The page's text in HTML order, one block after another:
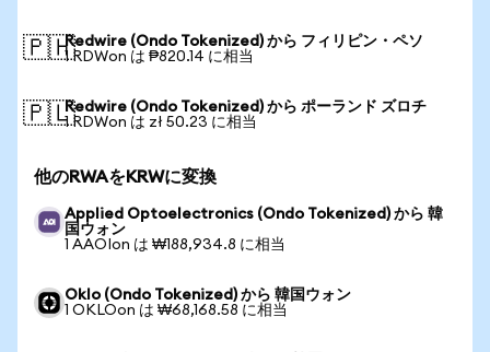
🇵🇭Redwire (Ondo Tokenized) から フィリピン・ペソ
1 RDWon は ₱820.14 に相当
🇵🇱Redwire (Ondo Tokenized) から ポーランド ズロチ
1 RDWon は zł 50.23 に相当
他のRWAをKRWに変換
Applied Optoelectronics (Ondo Tokenized) から 韓
国ウォン
1 AAOIon は ₩188,934.8 に相当
Oklo (Ondo Tokenized) から 韓国ウォン
1 OKLOon は ₩68,168.58 に相当